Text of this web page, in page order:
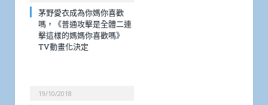
茅野愛衣成為你媽你喜歡
嗎，《普通攻擊是全體二連
擊這樣的媽媽你喜歡嗎》
TV動畫化決定
19/10/2018